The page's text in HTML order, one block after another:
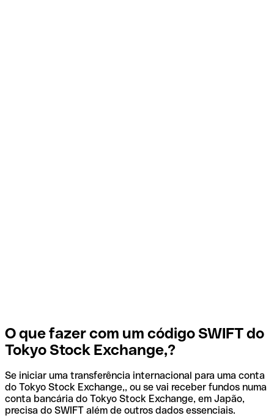
O que fazer com um código SWIFT do
Tokyo Stock Exchange,?
Se iniciar uma transferência internacional para uma conta
do Tokyo Stock Exchange,, ou se vai receber fundos numa
conta bancária do Tokyo Stock Exchange, em Japão,
precisa do SWIFT além de outros dados essenciais.